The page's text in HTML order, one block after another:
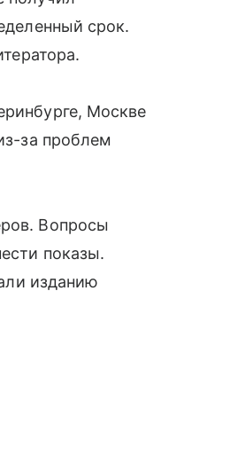
срок.
Москве
за проблем
Вопросы
показы.
изданию